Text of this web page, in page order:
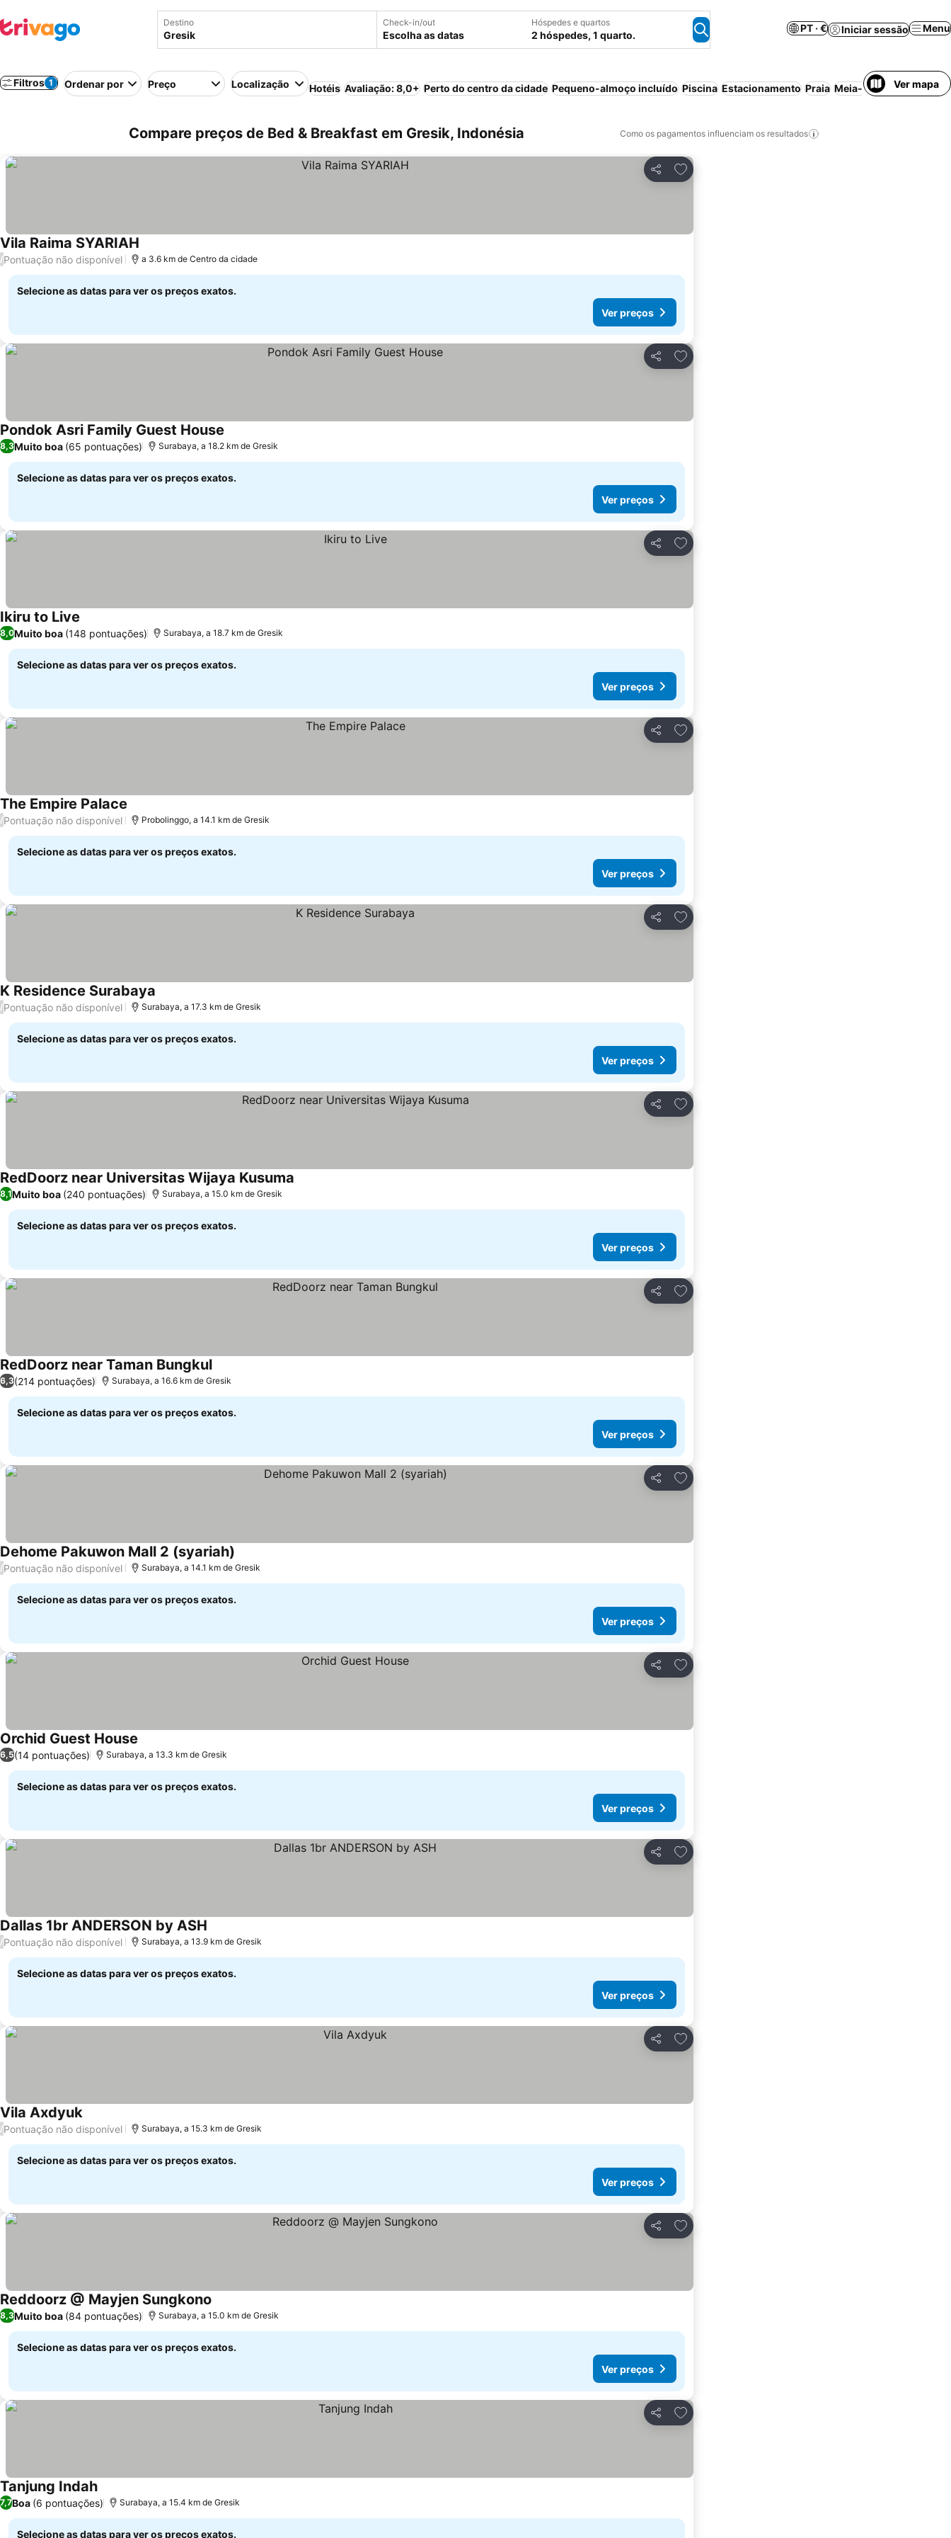
Destino Check-in/out
Escolha as datas
Hóspedes e quartos
2 hóspedes, 1 quarto.
PT · € Iniciar sessão Menu
Filtros 1 Ordenar por Preço Localização Hotéis Avaliação: 8,0+ Perto do centro da cidade Pequeno-almoço incluído Piscina Estacionamento Praia Meia-pensãoVer mapa
Compare preços de Bed & Breakfast em Gresik, Indonésia Como os pagamentos influenciam os resultados
Partilhar
Adicionar aos favoritos
Vila Raima SYARIAH
/Pontuação não disponível a 3.6 km de Centro da cidade
Selecione as datas para ver os preços exatos.
Ver preços
Partilhar
Adicionar aos favoritos
Pondok Asri Family Guest House
8,3Muito boa (65 pontuações) Surabaya, a 18.2 km de Gresik
Selecione as datas para ver os preços exatos.
Ver preços
Partilhar
Adicionar aos favoritos
Ikiru to Live
8,0Muito boa (148 pontuações) Surabaya, a 18.7 km de Gresik
Selecione as datas para ver os preços exatos.
Ver preços
Partilhar
Adicionar aos favoritos
The Empire Palace
/Pontuação não disponível Probolinggo, a 14.1 km de Gresik
Selecione as datas para ver os preços exatos.
Ver preços
Partilhar
Adicionar aos favoritos
K Residence Surabaya
/Pontuação não disponível Surabaya, a 17.3 km de Gresik
Selecione as datas para ver os preços exatos.
Ver preços
Partilhar
Adicionar aos favoritos
RedDoorz near Universitas Wijaya Kusuma
8,1Muito boa (240 pontuações) Surabaya, a 15.0 km de Gresik
Selecione as datas para ver os preços exatos.
Ver preços
Partilhar
Adicionar aos favoritos
RedDoorz near Taman Bungkul
6,3(214 pontuações) Surabaya, a 16.6 km de Gresik
Selecione as datas para ver os preços exatos.
Ver preços
Partilhar
Adicionar aos favoritos
Dehome Pakuwon Mall 2 (syariah)
/Pontuação não disponível Surabaya, a 14.1 km de Gresik
Selecione as datas para ver os preços exatos.
Ver preços
Partilhar
Adicionar aos favoritos
Orchid Guest House
6,5(14 pontuações) Surabaya, a 13.3 km de Gresik
Selecione as datas para ver os preços exatos.
Ver preços
Partilhar
Adicionar aos favoritos
Dallas 1br ANDERSON by ASH
/Pontuação não disponível Surabaya, a 13.9 km de Gresik
Selecione as datas para ver os preços exatos.
Ver preços
Partilhar
Adicionar aos favoritos
Vila Axdyuk
/Pontuação não disponível Surabaya, a 15.3 km de Gresik
Selecione as datas para ver os preços exatos.
Ver preços
Partilhar
Adicionar aos favoritos
Reddoorz @ Mayjen Sungkono
8,3Muito boa (84 pontuações) Surabaya, a 15.0 km de Gresik
Selecione as datas para ver os preços exatos.
Ver preços
Partilhar
Adicionar aos favoritos
Tanjung Indah
7,7Boa (6 pontuações) Surabaya, a 15.4 km de Gresik
Selecione as datas para ver os preços exatos.